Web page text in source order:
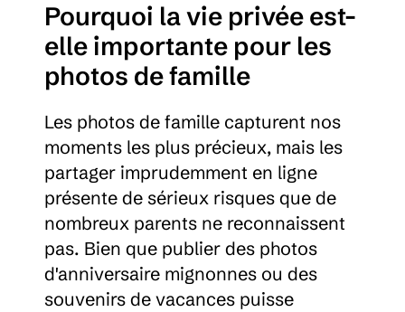
Pourquoi la vie privée est-
elle importante pour les
photos de famille
Les photos de famille capturent nos
moments les plus précieux, mais les
partager imprudemment en ligne
présente de sérieux risques que de
nombreux parents ne reconnaissent
pas. Bien que publier des photos
d'anniversaire mignonnes ou des
souvenirs de vacances puisse